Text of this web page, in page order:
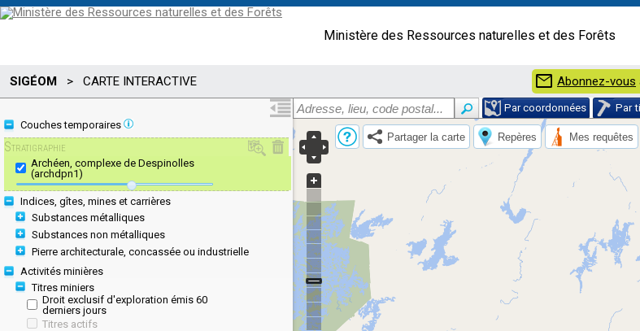
Ministère des Ressources naturelles et des Forêts
SIGÉOM > CARTE INTERACTIVE mail Abonnez-vous
Par coordonnées Par
Couches temporaires
Stratigraphie
Archéen, complexe de Despinolles
(archdpn1)
Indices, gîtes, mines et carrières
Substances métalliques
Substances non métalliques
Pierre architecturale, concassée ou industrielle
Activités minières
Titres miniers
Droit exclusif d'exploration émis 60
derniers jours
Titres actifs
Partager la carte Repères Mes requêtes